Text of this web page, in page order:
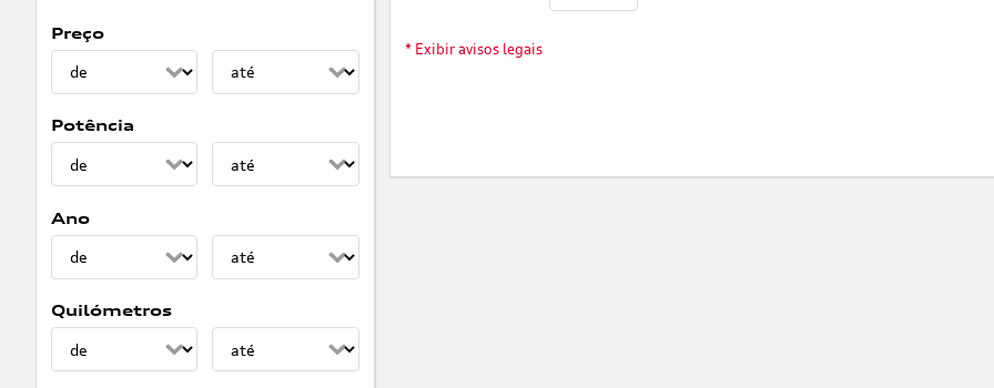
Preço
Potência
Ano
Quilómetros
* Exibir avisos legais